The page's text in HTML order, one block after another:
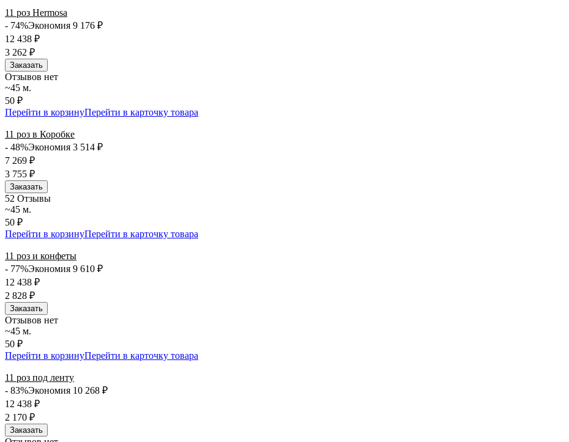
11 роз Hermosa
- 74%Экономия 9 176 ₽
12 438 ₽
3 262 ₽
Заказать
Отзывов нет
~45 м.
50 ₽
Перейти в корзинуПерейти в карточку товара
11 роз в Коробке
- 48%Экономия 3 514 ₽
7 269 ₽
3 755 ₽
Заказать
52 Отзывы
~45 м.
50 ₽
Перейти в корзинуПерейти в карточку товара
11 роз и конфеты
- 77%Экономия 9 610 ₽
12 438 ₽
2 828 ₽
Заказать
Отзывов нет
~45 м.
50 ₽
Перейти в корзинуПерейти в карточку товара
11 роз под ленту
- 83%Экономия 10 268 ₽
12 438 ₽
2 170 ₽
Заказать